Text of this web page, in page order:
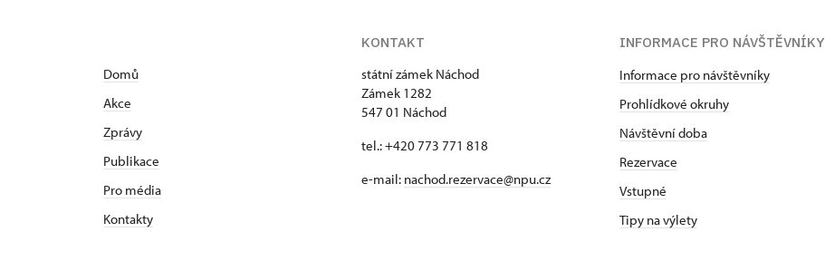
Domů
Akce
Zprávy
Publikace
Pro média
Kontakty
KONTAKT
státní zámek Náchod
Zámek 1282
547 01 Náchod
tel.: +420 773 771 818
e-mail: nachod.rezervace@npu.cz
INFORMACE PRO NÁVŠTĚVNÍKY
Informace pro návštěvníky
Prohlídkové okruhy
Návštěvní doba
Rezervace
Vstupné
Tipy na výlety